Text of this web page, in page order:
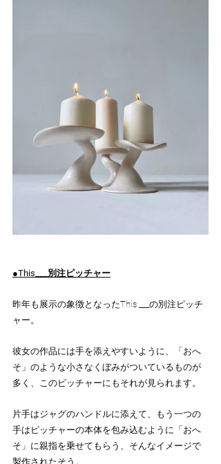
●This___別注ピッチャー
昨年も展示の象徴となったThis ___の別注ピッチ
ャー。
彼女の作品には手を添えやすいように、「おへ
そ」のような小さなくぼみがついているものが
多く、このピッチャーにもそれが見られます。
片手はジャグのハンドルに添えて、もう一つの
手はピッチャーの本体を包み込むように「おへ
そ」に親指を乗せてもらう、そんなイメージで
製作されたそう。